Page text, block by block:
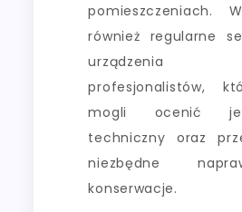
pomieszczeniach.
również regularne
urządzenia
profesjonalistów,
mogli ocenić
techniczny oraz
niezbędne
konserwacje.